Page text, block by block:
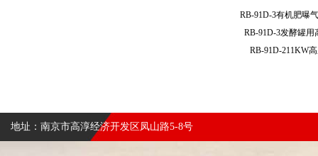
RB-91D-3有机肥
RB-91D-3发酵罐
RB-91D-211KW
地址：南京市高淳经济开发区凤山路5-8号